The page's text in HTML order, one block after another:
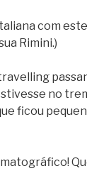
com
Rimini.)
no
ficou